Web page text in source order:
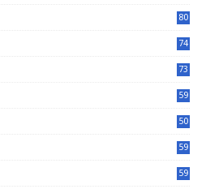
80
74
73
59
50
59
59